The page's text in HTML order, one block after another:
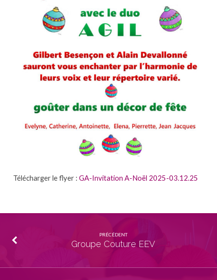
Télécharger le flyer : GA-Invitation A-Noël 2025-03.12.25
PRÉCÉDENT
Groupe Couture EEV